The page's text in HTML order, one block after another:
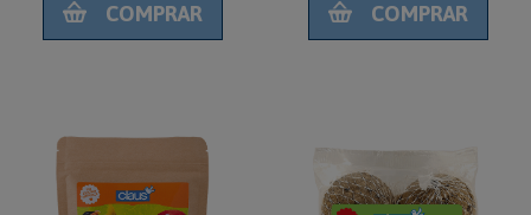
COMPRAR COMPRAR